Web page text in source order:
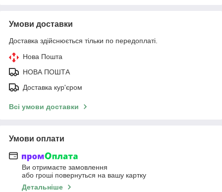
Умови доставки
Доставка здійснюється тільки по передоплаті.
Нова Пошта
НОВА ПОШТА
Доставка кур'єром
Всі умови доставки
Умови оплати
Ви отримаєте замовлення
або гроші повернуться на вашу картку
Детальніше